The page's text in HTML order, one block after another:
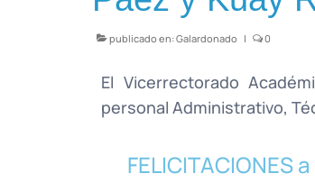
publicado en:Galardonado | 0
El Vicerrectorado
personal Administrativo,